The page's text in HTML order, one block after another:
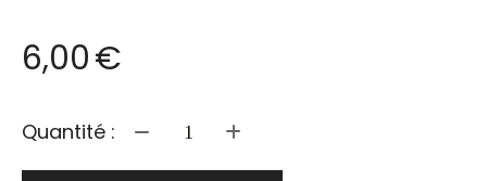
6,00€
Quantité :